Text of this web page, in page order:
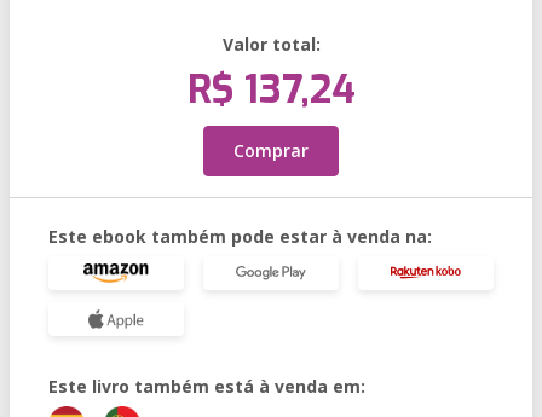
Valor total:
R$ 137,24
Comprar
Este ebook também pode estar à venda na:
Este livro também está à venda em: